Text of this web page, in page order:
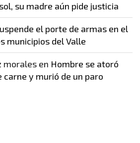
su madre aún pide justicia
el porte de armas en el
municipios del Valle
morales en Hombre se atoró
carne y murió de un paro